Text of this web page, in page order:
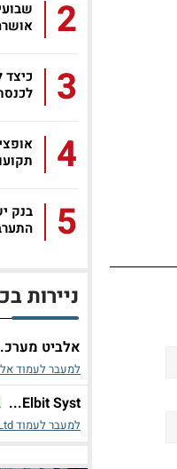
2
3
4
5
בנק
התערבות
ניירות
אלביט
למעבר לעמוד
Elbit Syst...
למעבר לעמוד Elbit Systems Ltd.